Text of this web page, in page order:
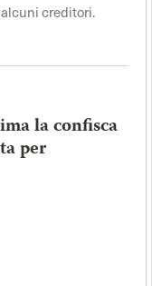
creditori.
la confisca
per